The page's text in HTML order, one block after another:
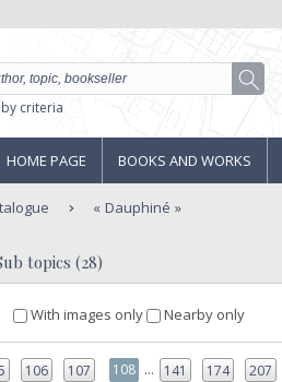
by criteria
HOME PAGE BOOKS AND WORKS
Dauphiné
topics (28)
With images only Nearby only
106 107 108 ... 141 174 207